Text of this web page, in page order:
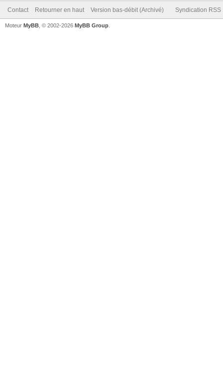
Contact Retourner en haut Version bas-débit (Archivé) Syndication RSS
Moteur MyBB , © 2002-2026 MyBB Group